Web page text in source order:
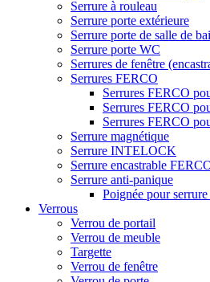
Serrure à rouleau
Serrure porte extérieure
Serrure porte de salle de
Serrure porte WC
Serrures de fenêtre
Serrures FERCO
Serrures FERCO
Serrures FERCO
Serrures FERCO
Serrure magnétique
Serrure INTELOCK
Serrure encastrable
Serrure anti-panique
Poignée pour
Verrous
Verrou de portail
Verrou de meuble
Targette
Verrou de fenêtre